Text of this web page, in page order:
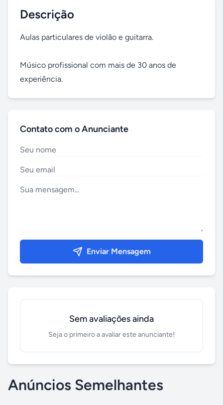
Descrição
Aulas particulares de violão e guitarra.
Músico profissional com mais de 30 anos de
experiência.
Contato com o Anunciante
Enviar Mensagem
Sem avaliações ainda
Seja o primeiro a avaliar este anunciante!
Anúncios Semelhantes